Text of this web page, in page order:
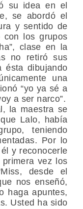
su idea en el
se abordó el
y sentido de
con los grupos
clase en la
no retiró sus
ésta dibujando
una
“yo ya sé a
a ser narco”.
la maestra se
Lalo, había
teniendo
Por lo
y reconocerle
vez los
desde el
nos enseñó,
haga apuntes,
Usted ha sido